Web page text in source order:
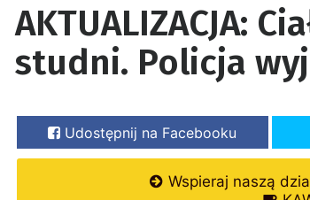
AKTUALIZACJA:
studni. Policja
Udostępnij na Facebooku
Wspieraj naszą